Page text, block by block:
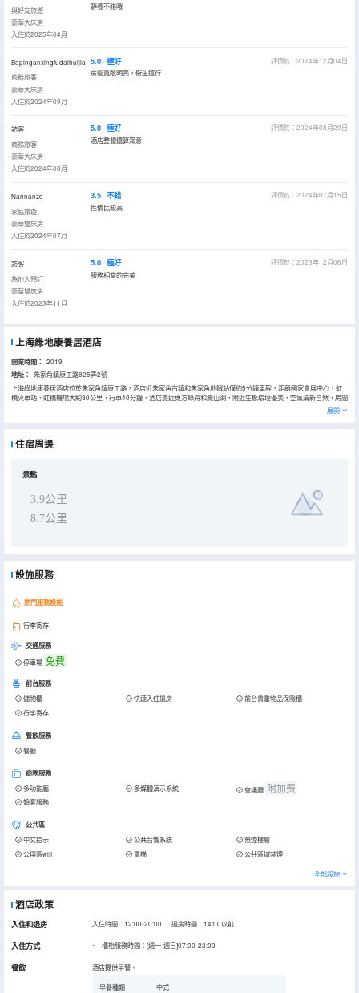
與好友旅遊
豪華大床房
入住於2025年04月
靜養不錯哦
Bapinganxingfudaihuijia
商務旅客
豪華大床房
入住於2024年09月
5.0 極好
評價於：2024年12月04日
房間寬敞明亮，衞生還行
訪客
商務旅客
豪華大床房
入住於2024年08月
5.0 極好
評價於：2024年08月29日
酒店整體還算滿意
Nannanzq
家庭旅遊
豪華雙床房
入住於2024年07月
3.5 不錯
評價於：2024年07月15日
性價比較高
訪客
為他人預訂
豪華雙床房
入住於2023年11月
5.0 極好
評價於：2023年12月06日
服務相當的完美
上海綠地康養居酒店
開業時間： 2019
地址：
朱家角鎮康工路825弄2號
上海綠地康養居酒店位於朱家角鎮康工路，酒店近朱家角古鎮和朱家角地鐵站僅約5分鐘車程，距離國家會展中心，虹
橋火車站，虹橋機場大約30公里，行車40分鐘，酒店靠近東方綠舟和澱山湖，附近生態環境優美，空氣清新自然，房間
展開
住宿周邊
景點
3.9公里
8.7公里
設施服務
熱門服務設施
行李寄存
交通服務
停車場 免費
前台服務
儲物櫃 快速入住退房
前台貴重物品保險櫃
行李寄存
餐飲服務
餐廳
商務服務
多功能廳 多媒體演示系統 會議廳 附加费
婚宴服務
公共區
中文指示 公共音響系統
無煙樓層
公用區wifi
電梯 公共區域禁煙
全部設施
酒店政策
入住和退房 入住時間：12:00-20:00 退房時間：14:00以前
入住方式 櫃枱服務時間：[週一-週日]07:00-23:00
餐飲 酒店提供早餐。
早餐種類 中式